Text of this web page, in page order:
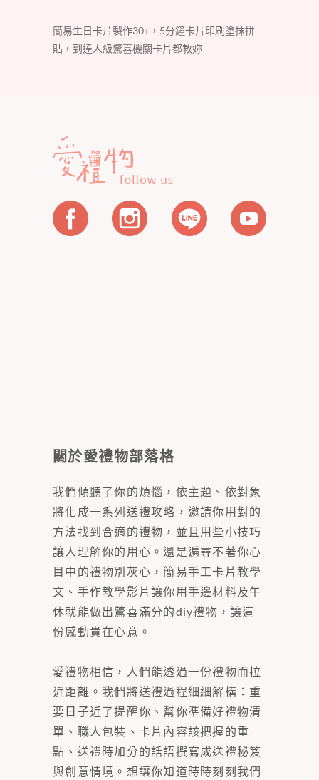
簡易生日卡片製作30+，5分鐘卡片印刷塗抹拼
貼，到達人級驚喜機關卡片都教妳
關於愛禮物部落格
我們傾聽了你的煩惱，依主題、依對象
將化成一系列送禮攻略，邀請你用對的
方法找到合適的禮物，並且用些小技巧
讓人理解你的用心。還是遍尋不著你心
目中的禮物別灰心，簡易手工卡片教學
文、手作教學影片讓你用手邊材料及午
休就能做出驚喜滿分的diy禮物，讓這
份感動貴在心意。
愛禮物相信，人們能透過一份禮物而拉
近距離。我們將送禮過程細細解構：重
要日子近了提醒你、幫你準備好禮物清
單、職人包裝、卡片內容該把握的重
點、送禮時加分的話語撰寫成送禮秘笈
與創意情境。想讓你知道時時刻刻我們